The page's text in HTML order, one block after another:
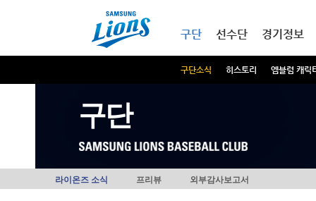
구단
구단소식 히스토리 엠블럼 캐릭
선수단 경기정보
구단
라이온즈 소식 프리뷰 외부감사보고서